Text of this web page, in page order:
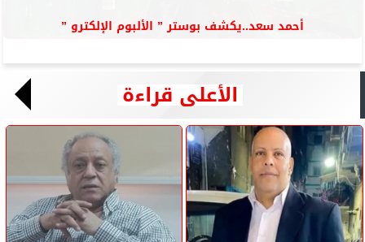
أحمد سعد..يكشف بوستر ” الألبوم الإلكترو ”
الأعلى قراءة